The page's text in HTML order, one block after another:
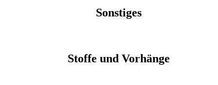
Sonstiges
Stoffe und Vorhänge